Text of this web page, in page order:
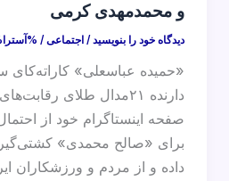
و محمدمهدی کرمی
دیدگاه‌ خود را بنویسید / اجتماعی/
«حمیده عباسعلی» کاراته‌کای
دارنده ۲۱مدال طلای
صفحه اینستاگرام خود از
برای «صالح محمدی» کشتی‌گیر
داده و از مردم و ورزشکاران